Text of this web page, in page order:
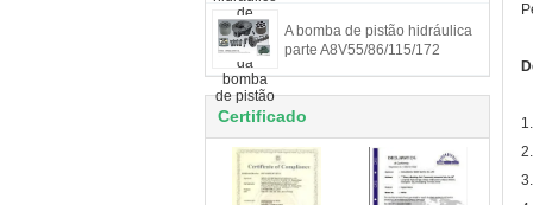
A bomba de pistão hidráulica
parte A8V55/86/115/172
Certificado